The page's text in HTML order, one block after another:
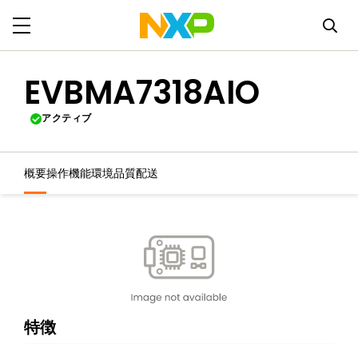
EVBMA7318AIO
アクティブ
概要操作機能環境品質配送
特徴